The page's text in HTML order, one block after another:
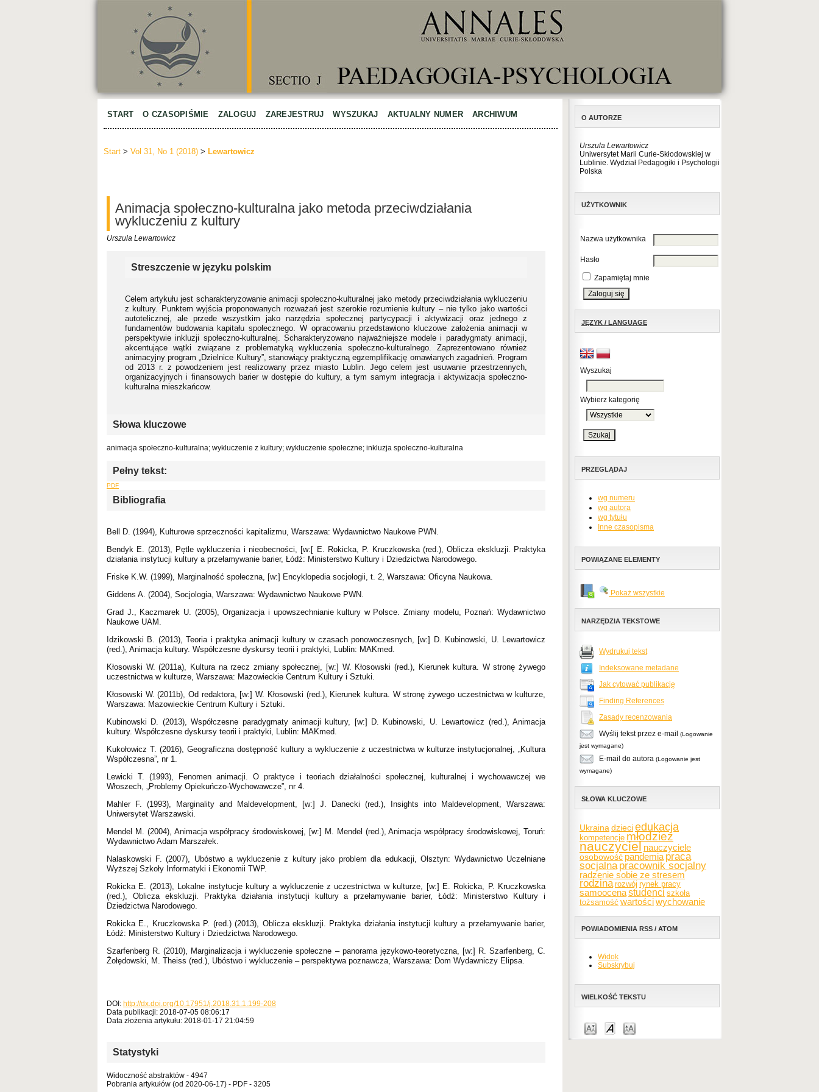
O AUTORZE
Urszula Lewartowicz
Uniwersytet Marii Curie-Skłodowskiej w
Lublinie. Wydział Pedagogiki i Psychologii
Polska
UŻYTKOWNIK
Nazwa użytkownika
Hasło
Zapamiętaj mnie
JĘZYK / LANGUAGE
Wyszukaj
Wybierz kategorię
PRZEGLĄDAJ
wg numeru
wg autora
wg tytułu
Inne czasopisma
POWIĄZANE ELEMENTY
Pokaż wszystkie
NARZĘDZIA TEKSTOWE
Wydrukuj tekst
Indeksowane metadane
Jak cytować publikację
Finding References
Zasady recenzowania
Wyślij tekst przez e-mail
(Logowanie
jest wymagane)
E-mail do autora (Logowanie jest
wymagane)
SŁOWA KLUCZOWE
Ukraina dzieci edukacja
kompetencje młodzież
nauczyciel nauczyciele
osobowość pandemia praca
socjalna pracownik socjalny
radzenie sobie ze stresem
rodzina rozwój rynek pracy
samoocenastudenci szkoła
tożsamość wartościwychowanie
POWIADOMIENIA RSS / ATOM
Widok
Subskrybuj
WIELKOŚĆ TEKSTU
START O CZASOPIŚMIE ZALOGUJ ZAREJESTRUJ WYSZUKAJ AKTUALNY NUMER ARCHIWUM
Start > Vol 31, No 1 (2018) > Lewartowicz
Animacja społeczno-kulturalna jako metoda przeciwdziałania
wykluczeniu z kultury
Urszula Lewartowicz
Streszczenie w języku polskim
Celem artykułu jest scharakteryzowanie animacji społeczno-kulturalnej jako metody przeciwdziałania wykluczeniu
z kultury. Punktem wyjścia proponowanych rozważań jest szerokie rozumienie kultury – nie tylko jako wartości
autotelicznej, ale przede wszystkim jako narzędzia społecznej partycypacji i aktywizacji oraz jednego z
fundamentów budowania kapitału społecznego. W opracowaniu przedstawiono kluczowe założenia animacji w
perspektywie inkluzji społeczno-kulturalnej. Scharakteryzowano najważniejsze modele i paradygmaty animacji,
akcentujące wątki związane z problematyką wykluczenia społeczno-kulturalnego. Zaprezentowano również
animacyjny program „Dzielnice Kultury”, stanowiący praktyczną egzemplifikację omawianych zagadnień. Program
od 2013 r. z powodzeniem jest realizowany przez miasto Lublin. Jego celem jest usuwanie przestrzennych,
organizacyjnych i finansowych barier w dostępie do kultury, a tym samym integracja i aktywizacja społeczno-
kulturalna mieszkańcow.
Słowa kluczowe
animacja społeczno-kulturalna; wykluczenie z kultury; wykluczenie społeczne; inkluzja społeczno-kulturalna
Pełny tekst:
PDF
Bibliografia
Bell D. (1994), Kulturowe sprzeczności kapitalizmu, Warszawa: Wydawnictwo Naukowe PWN.
Bendyk E. (2013), Pętle wykluczenia i nieobecności, [w:[ E. Rokicka, P. Kruczkowska (red.), Oblicza ekskluzji. Praktyka
działania instytucji kultury a przełamywanie barier, Łódź: Ministerstwo Kultury i Dziedzictwa Narodowego.
Friske K.W. (1999), Marginalność społeczna, [w:] Encyklopedia socjologii, t. 2, Warszawa: Oficyna Naukowa.
Giddens A. (2004), Socjologia, Warszawa: Wydawnictwo Naukowe PWN.
Grad J., Kaczmarek U. (2005), Organizacja i upowszechnianie kultury w Polsce. Zmiany modelu, Poznań: Wydawnictwo
Naukowe UAM.
Idzikowski B. (2013), Teoria i praktyka animacji kultury w czasach ponowoczesnych, [w:] D. Kubinowski, U. Lewartowicz
(red.), Animacja kultury. Współczesne dyskursy teorii i praktyki, Lublin: MAKmed.
Kłosowski W. (2011a), Kultura na rzecz zmiany społecznej, [w:] W. Kłosowski (red.), Kierunek kultura. W stronę żywego
uczestnictwa w kulturze, Warszawa: Mazowieckie Centrum Kultury i Sztuki.
Kłosowski W. (2011b), Od redaktora, [w:] W. Kłosowski (red.), Kierunek kultura. W stronę żywego uczestnictwa w kulturze,
Warszawa: Mazowieckie Centrum Kultury i Sztuki.
Kubinowski D. (2013), Współczesne paradygmaty animacji kultury, [w:] D. Kubinowski, U. Lewartowicz (red.), Animacja
kultury. Współczesne dyskursy teorii i praktyki, Lublin: MAKmed.
Kukołowicz T. (2016), Geograficzna dostępność kultury a wykluczenie z uczestnictwa w kulturze instytucjonalnej, „Kultura
Współczesna”, nr 1.
Lewicki T. (1993), Fenomen animacji. O praktyce i teoriach działalności społecznej, kulturalnej i wychowawczej we
Włoszech, „Problemy Opiekuńczo-Wychowawcze”, nr 4.
Mahler F. (1993), Marginality and Maldevelopment, [w:] J. Danecki (red.), Insights into Maldevelopment, Warszawa:
Uniwersytet Warszawski.
Mendel M. (2004), Animacja współpracy środowiskowej, [w:] M. Mendel (red.), Animacja współpracy środowiskowej, Toruń:
Wydawnictwo Adam Marszałek.
Nalaskowski F. (2007), Ubóstwo a wykluczenie z kultury jako problem dla edukacji, Olsztyn: Wydawnictwo Uczelniane
Wyższej Szkoły Informatyki i Ekonomii TWP.
Rokicka E. (2013), Lokalne instytucje kultury a wykluczenie z uczestnictwa w kulturze, [w:] E. Rokicka, P. Kruczkowska
(red.), Oblicza ekskluzji. Praktyka działania instytucji kultury a przełamywanie barier, Łódź: Ministerstwo Kultury i
Dziedzictwa Narodowego.
Rokicka E., Kruczkowska P. (red.) (2013), Oblicza ekskluzji. Praktyka działania instytucji kultury a przełamywanie barier,
Łódź: Ministerstwo Kultury i Dziedzictwa Narodowego.
Szarfenberg R. (2010), Marginalizacja i wykluczenie społeczne – panorama językowo-teoretyczna, [w:] R. Szarfenberg, C.
Żołędowski, M. Theiss (red.), Ubóstwo i wykluczenie – perspektywa poznawcza, Warszawa: Dom Wydawniczy Elipsa.
DOI: http://dx.doi.org/10.17951/j.2018.31.1.199-208
Data publikacji: 2018-07-05 08:06:17
Data złożenia artykułu: 2018-01-17 21:04:59
Statystyki
Widoczność abstraktów - 4947
Pobrania artykułów (od 2020-06-17) - PDF - 3205